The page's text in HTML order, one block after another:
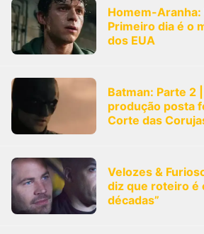
Homem-Aranha:
Primeiro dia é o
dos EUA
Batman: Parte 2
produção posta
Corte das
Velozes &
diz que roteiro é
décadas”